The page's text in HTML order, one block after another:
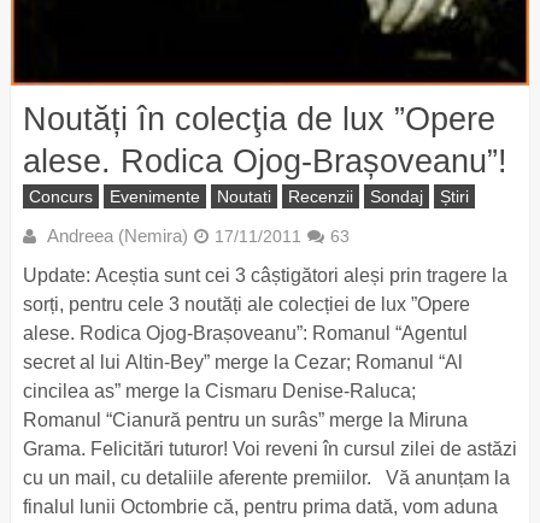
Noutăți în colecţia de lux ”Opere
alese. Rodica Ojog-Brașoveanu”!
Concurs Evenimente Noutati Recenzii Sondaj Știri
Andreea (Nemira) 17/11/2011 63
Update: Aceștia sunt cei 3 câștigători aleși prin tragere la
sorți, pentru cele 3 noutăți ale colecției de lux ”Opere
alese. Rodica Ojog-Brașoveanu”: Romanul “Agentul
secret al lui Altin-Bey” merge la Cezar; Romanul “Al
cincilea as” merge la Cismaru Denise-Raluca;
Romanul “Cianură pentru un surâs” merge la Miruna
Grama. Felicitări tuturor! Voi reveni în cursul zilei de astăzi
cu un mail, cu detaliile aferente premiilor. Vă anunțam la
finalul lunii Octombrie că, pentru prima dată, vom aduna